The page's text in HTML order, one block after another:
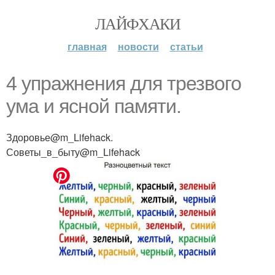
ЛАЙФХАКИ
главная новости статьи
4 упражнения для трезвого
ума и ясной памяти.
Здоровье@m_Lifehack.
Советы_в_быту@m_Lifehack